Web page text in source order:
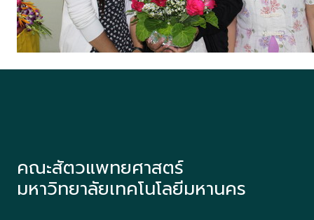
คณะสัตวแพทยศาสตร์
มหาวิทยาลัยเทคโนโลยีมหานคร